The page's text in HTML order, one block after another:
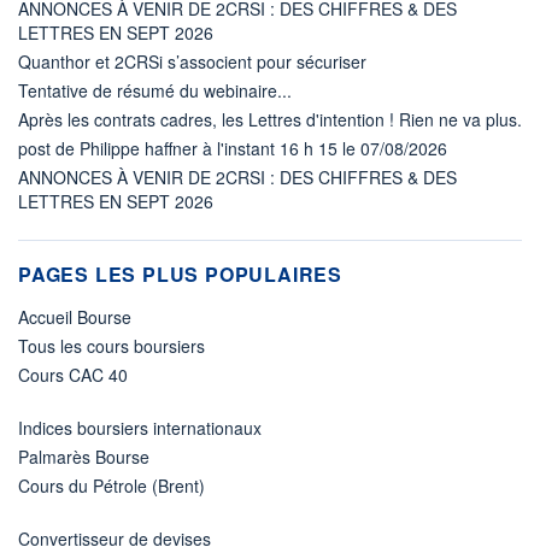
ANNONCES À VENIR DE 2CRSI : DES CHIFFRES & DES
LETTRES EN SEPT 2026
Quanthor et 2CRSi s’associent pour sécuriser
Tentative de résumé du webinaire...
Après les contrats cadres, les Lettres d'intention ! Rien ne va plus.
post de Philippe haffner à l'instant 16 h 15 le 07/08/2026
ANNONCES À VENIR DE 2CRSI : DES CHIFFRES & DES
LETTRES EN SEPT 2026
PAGES LES PLUS POPULAIRES
Accueil Bourse
Tous les cours boursiers
Cours CAC 40
Indices boursiers internationaux
Palmarès Bourse
Cours du Pétrole (Brent)
Convertisseur de devises